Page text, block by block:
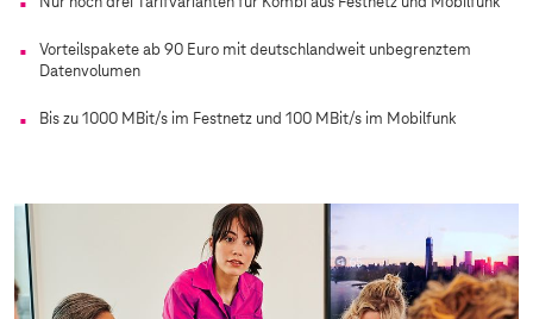
Vorteilspakete ab 90 Euro mit deutschlandweit unbegrenztem
Datenvolumen
Bis zu 1000 MBit/s im Festnetz und 100 MBit/s im Mobilfunk